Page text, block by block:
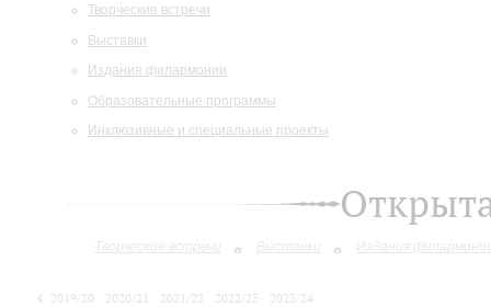
Творческие встречи
Выставки
Издания филармонии
Образовательные программы
Инклюзивные и специальные проекты
Творческие встречи Выставки Издания
2019/20 2020/21 2021/22 2022/23
2023/24